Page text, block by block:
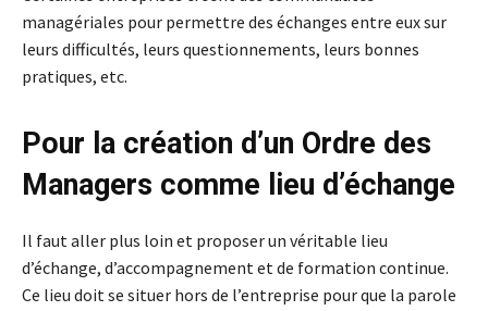
managériales pour permettre des échanges entre eux sur
leurs difficultés, leurs questionnements, leurs bonnes
pratiques, etc.
Pour la création d’un Ordre des
Managers comme lieu d’échange
Il faut aller plus loin et proposer un véritable lieu
d’échange, d’accompagnement et de formation continue.
Ce lieu doit se situer hors de l’entreprise pour que la parole